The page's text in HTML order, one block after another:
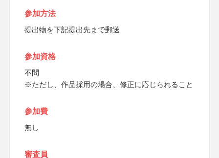
参加方法
提出物を下記提出先まで郵送
参加資格
不問
※ただし、作品採用の場合、修正に応じられること
参加費
無し
審査員